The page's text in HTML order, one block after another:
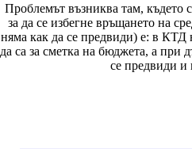
Проблемът възниква там, където
за да се избегне връщането на
няма как да се предвиди) е: в КТД
да са за сметка на бюджета, а при
се предвиди и